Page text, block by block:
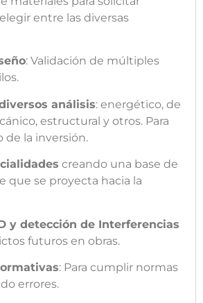
entre las diversas
: Validación de múltiples
análisis: energético, de
estructural y otros. Para
de la inversión.
creando una base de
que se proyecta hacia la
y detección de Interferencias
futuros en obras.
: Para cumplir normas
errores.